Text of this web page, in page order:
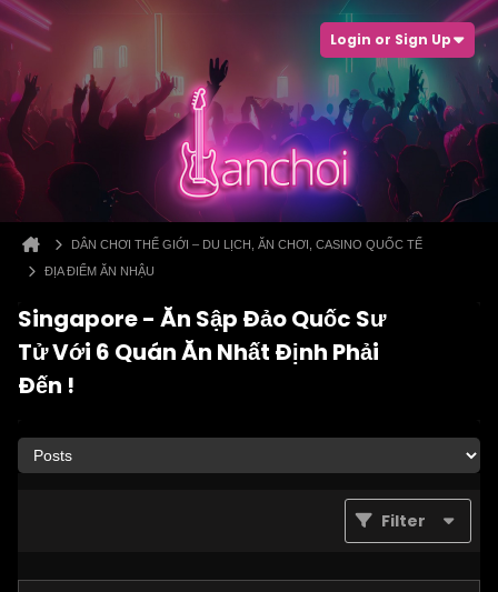
Login or Sign Up
DÂN CHƠI THẾ GIỚI – DU LỊCH, ĂN CHƠI, CASINO QUỐC TẾ
ĐỊA ĐIỂM ĂN NHẬU
Singapore - Ăn Sập Đảo Quốc Sư
Tử Với 6 Quán Ăn Nhất Định Phải
Đến !
Filter